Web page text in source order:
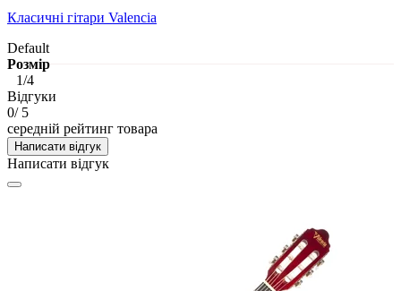
Класичні гітари Valencia
Default
Розмір
1/4
Відгуки
0/ 5
середній рейтинг товара
Написати відгук
Написати відгук